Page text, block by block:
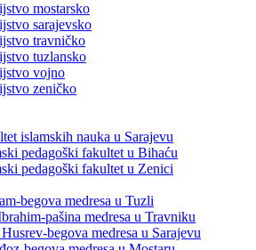
mostarsko
sarajevsko
travničko
tuzlansko
vojno
zeničko
islamskih nauka u Sarajevu
pedagoški fakultet u Bihaću
pedagoški fakultet u Zenici
begova medresa u Tuzli
pašina medresa u Travniku
begova medresa u Sarajevu